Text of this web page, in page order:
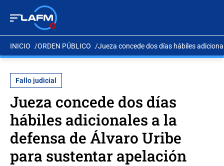
INICIO ORDEN PÚBLICO Jueza concede dos días hábiles
Fallo judicial
Jueza concede dos días
hábiles adicionales a la
defensa de Álvaro Uribe
para sustentar apelación